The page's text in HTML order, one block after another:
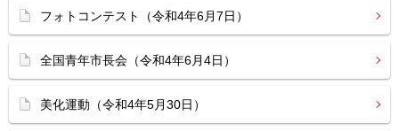
フォトコンテスト（令和4年6月7日）
全国青年市長会（令和4年6月4日）
美化運動（令和4年5月30日）